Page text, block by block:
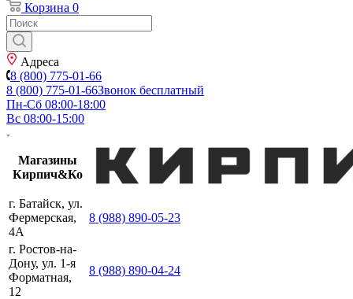
Корзина 0
Адреса
8 (800) 775-01-66
8 (800) 775-01-66Звонок бесплатный
Пн-Сб 08:00-18:00
Вс 08:00-15:00
Магазины
Кирпич&Ко
г. Батайск, ул.
Фермерская,
4А
8 (988) 890-05-23
г. Ростов-на-
Дону, ул. 1-я
Форматная,
12
8 (988) 890-04-24